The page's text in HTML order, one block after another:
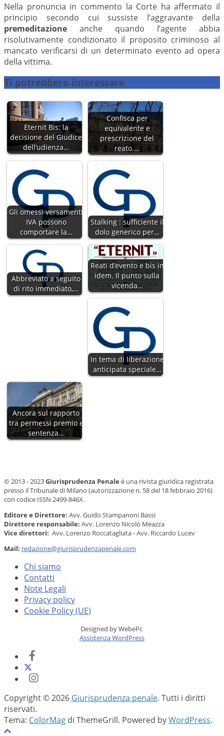
Nella pronuncia in commento la Corte ha affermato il
principio secondo cui sussiste l’aggravante della
premeditazione anche quando l’agente abbia
risolutivamente condizionato il proposito criminoso al
mancato verificarsi di un determinato evento ad opera
della vittima.
Ti potrebbero interessare
Eternit Bis: la
decisione del Giudice
dell’udienza…
Confisca per
equivalente e
prescrizione del
reato.…
Gli omessi versamenti
IVA possono
comportare la…
Stalking : sufficiente il
dolo generico per…
Abbreviato a seguito
di rito immediato,…
Reati d’evento e bis in
idem. Il punto sulla
vicenda…
In tema di liberazione
anticipata speciale…
Ancora sul rapporto
tra permessi premio e
sentenza…
© 2013 - 2023Giurisprudenza Penale è una rivista giuridica registrata
presso il Tribunale di Milano (autorizzazione n. 58 del 18 febbraio 2016)
con codice ISSN 2499-846X.
Editore e Direttore: Avv. Guido Stampanoni Bassi
Direttore responsabile: Avv. Lorenzo Nicolò Meazza
Vice direttori: Avv. Lorenzo Roccatagliata - Avv. Riccardo Lucev
Mail: redazione@giurisprudenzapenale.com
Chi siamo
Contatti
Note Legali
Privacy policy
Cookie Policy (UE)
Designed by WebePc
Assistenza WordPress
Copyright © 2026 Giurisprudenza penale. Tutti i diritti
riservati.
Tema: ColorMag di ThemeGrill. Powered byWordPress.